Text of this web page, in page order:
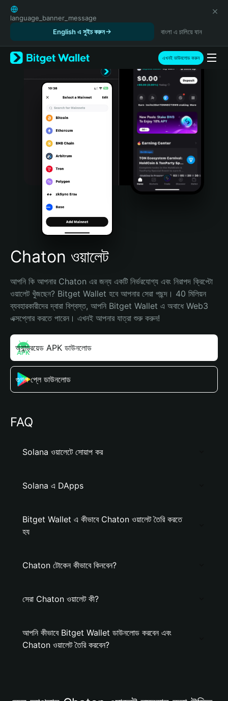
English
日本語
Русский
Español (Latinoamérica)
Türkçe
Português (Portugal)
Bahasa Indonesia
Português (Brasil)
Español (Argentina)
language_banner_message
English এ সুইচ করুন
বাংলা এ চালিয়ে যান
এখনই ডাউনলোড করুন
Chaton ওয়ালেট
আপনি কি আপনার Chaton এর জন্য একটি নির্ভরযোগ্য এবং নিরাপদ ক্রিপ্টো
ওয়ালেট খুঁজছেন? Bitget Wallet হবে আপনার সেরা পছন্দ। 40 মিলিয়ন
ব্যবহারকারীদের দ্বারা বিশ্বস্ত, আপনি Bitget Wallet এ অবাধে Web3
এক্সপ্লোর করতে পারেন। এখনই আপনার যাত্রা শুরু করুন!
অ্যান্ড্রয়েড APK ডাউনলোড
গুগল প্লে ডাউনলোড
FAQ
Solana ওয়ালেটে সোয়াপ কর
Solana এ DApps
Bitget Wallet এ কীভাবে Chaton ওয়ালেট তৈরি করতে
হয
Chaton টোকেন কীভাবে কিনবেন?
সেরা Chaton ওয়ালেট কী?
আপনি কীভাবে Bitget Wallet ডাউনলোড করবেন এবং
Chaton ওয়ালেট তৈরি করবেন?